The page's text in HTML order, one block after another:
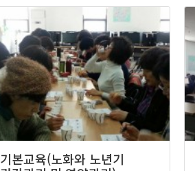
기본교육(노화와 노년기